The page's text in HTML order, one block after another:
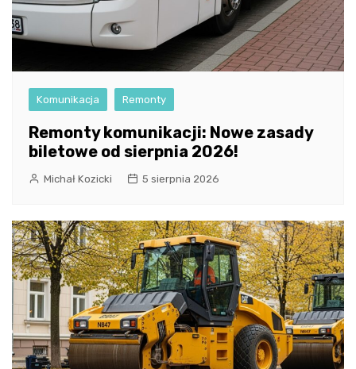
Komunikacja Remonty
Remonty komunikacji: Nowe zasady
biletowe od sierpnia 2026!
Michał Kozicki 5 sierpnia 2026